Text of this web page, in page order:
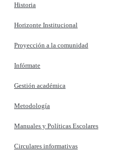
Historia
Horizonte Institucional
Proyección a la comunidad
Infórmate
Gestión académica
Metodología
Manuales y Políticas Escolares
Circulares informativas